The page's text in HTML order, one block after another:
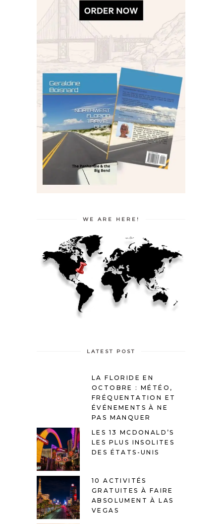
WE ARE HERE!
LATEST POST
LA FLORIDE EN
OCTOBRE : MÉTÉO,
FRÉQUENTATION ET
ÉVÉNEMENTS À NE
PAS MANQUER
LES 13 MCDONALD’S
LES PLUS INSOLITES
DES ÉTATS-UNIS
10 ACTIVITÉS
GRATUITES À FAIRE
ABSOLUMENT À LAS
VEGAS